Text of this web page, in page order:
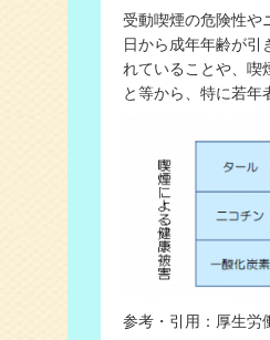
受動喫煙の危険性や
日から成年年齢が引
れていることや、喫
と等から、特に若年
参考・引用：厚生労